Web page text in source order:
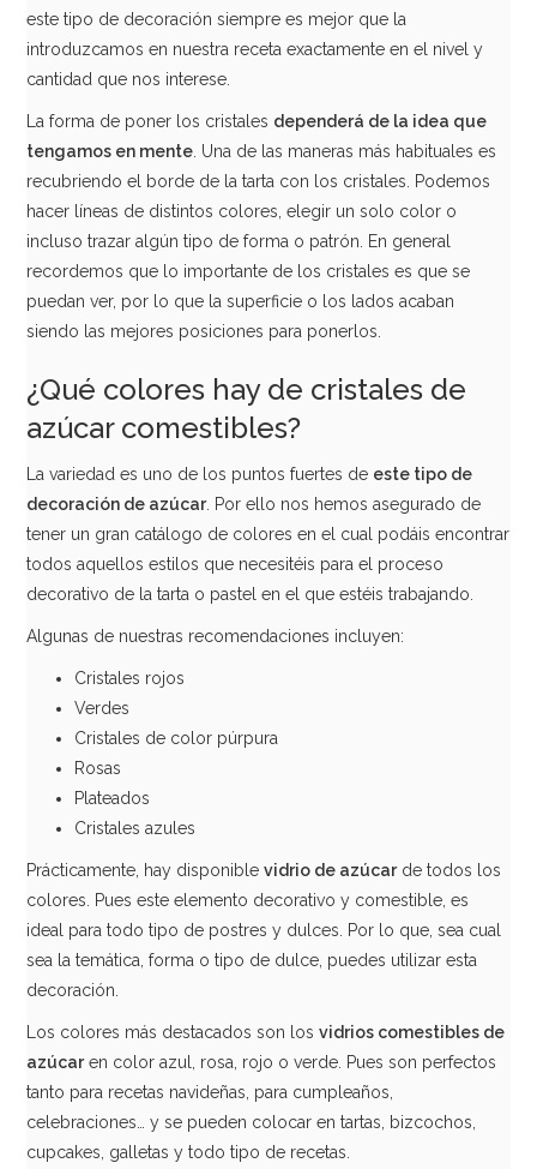
este tipo de decoración siempre es mejor que la
introduzcamos en nuestra receta exactamente en el nivel y
cantidad que nos interese.
La forma de poner los cristales dependerá de la idea que
tengamos en mente . Una de las maneras más habituales es
recubriendo el borde de la tarta con los cristales. Podemos
hacer líneas de distintos colores, elegir un solo color o
incluso trazar algún tipo de forma o patrón. En general
recordemos que lo importante de los cristales es que se
puedan ver, por lo que la superficie o los lados acaban
siendo las mejores posiciones para ponerlos.
¿Qué colores hay de cristales de
azúcar comestibles?
La variedad es uno de los puntos fuertes de este tipo de
decoración de azúcar. Por ello nos hemos asegurado de
tener un gran catálogo de colores en el cual podáis encontrar
todos aquellos estilos que necesitéis para el proceso
decorativo de la tarta o pastel en el que estéis trabajando.
Algunas de nuestras recomendaciones incluyen:
Cristales rojos
Verdes
Cristales de color púrpura
Rosas
Plateados
Cristales azules
Prácticamente, hay disponiblevidrio de azúcarde todos los
colores. Pues este elemento decorativo y comestible, es
ideal para todo tipo de postres y dulces. Por lo que, sea cual
sea la temática, forma o tipo de dulce, puedes utilizar esta
decoración.
Los colores más destacados son losvidrios comestibles de
azúcaren color azul, rosa, rojo o verde. Pues son perfectos
tanto para recetas navideñas, para cumpleaños,
celebraciones… y se pueden colocar en tartas, bizcochos,
cupcakes, galletas y todo tipo de recetas.